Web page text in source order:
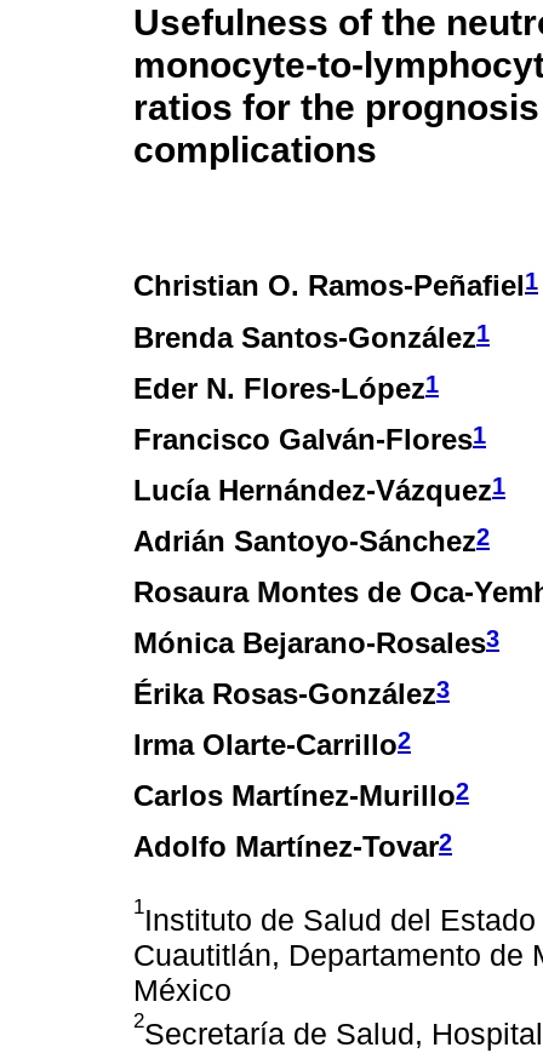
Usefulness of the
monocyte-to-
ratios for the
complications
Christian O. Ramos-Peñafiel1
Brenda Santos-González1
Eder N. Flores-López1
Francisco Galván-Flores1
Lucía Hernández-Vázquez1
Adrián Santoyo-Sánchez2
Rosaura Montes de Oca-
Mónica Bejarano-Rosales3
Érika Rosas-González3
Irma Olarte-Carrillo2
Carlos Martínez-Murillo2
Adolfo Martínez-Tovar2
1Instituto de Salud del
Cuautitlán, Departamento de
México
2Secretaría de Salud,